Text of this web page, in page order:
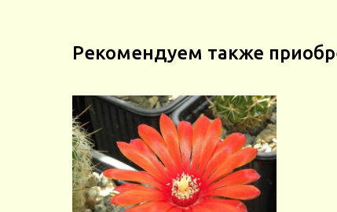
Рекомендуем также